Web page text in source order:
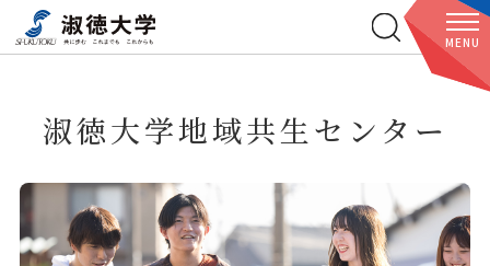
MENU
淑徳大学地域共生センター